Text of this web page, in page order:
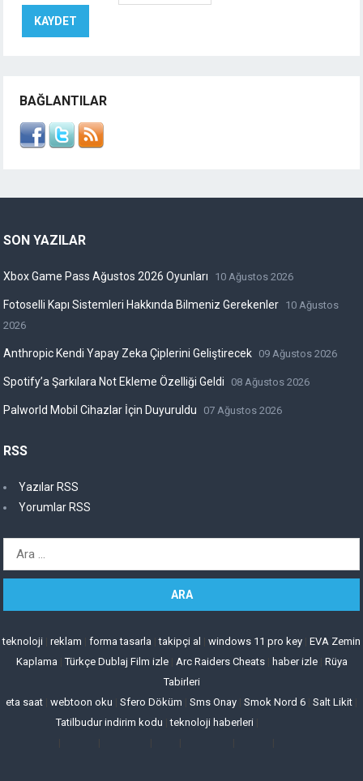
BAĞLANTILAR
SON YAZILAR
Xbox Game Pass Ağustos 2026 Oyunları 10 Ağustos 2026
Fotoselli Kapı Sistemleri Hakkında Bilmeniz Gerekenler 10 Ağustos
2026
Anthropic Kendi Yapay Zeka Çiplerini Geliştirecek 09 Ağustos 2026
Spotify’a Şarkılara Not Ekleme Özelliği Geldi 08 Ağustos 2026
Palworld Mobil Cihazlar İçin Duyuruldu 07 Ağustos 2026
RSS
Yazılar RSS
Yorumlar RSS
Arama:
teknoloji reklam forma tasarla |takipçi al windows 11 pro key EVA Zemin
Kaplama |Türkçe Dublaj Film izle| Arc Raiders Cheats| haber izle| Rüya
Tabirleri
eta saat webtoon oku Sfero Döküm Sms Onay Smok Nord 6 Salt Likit
Tatilbudur indirim kodu |teknoloji haberleri|